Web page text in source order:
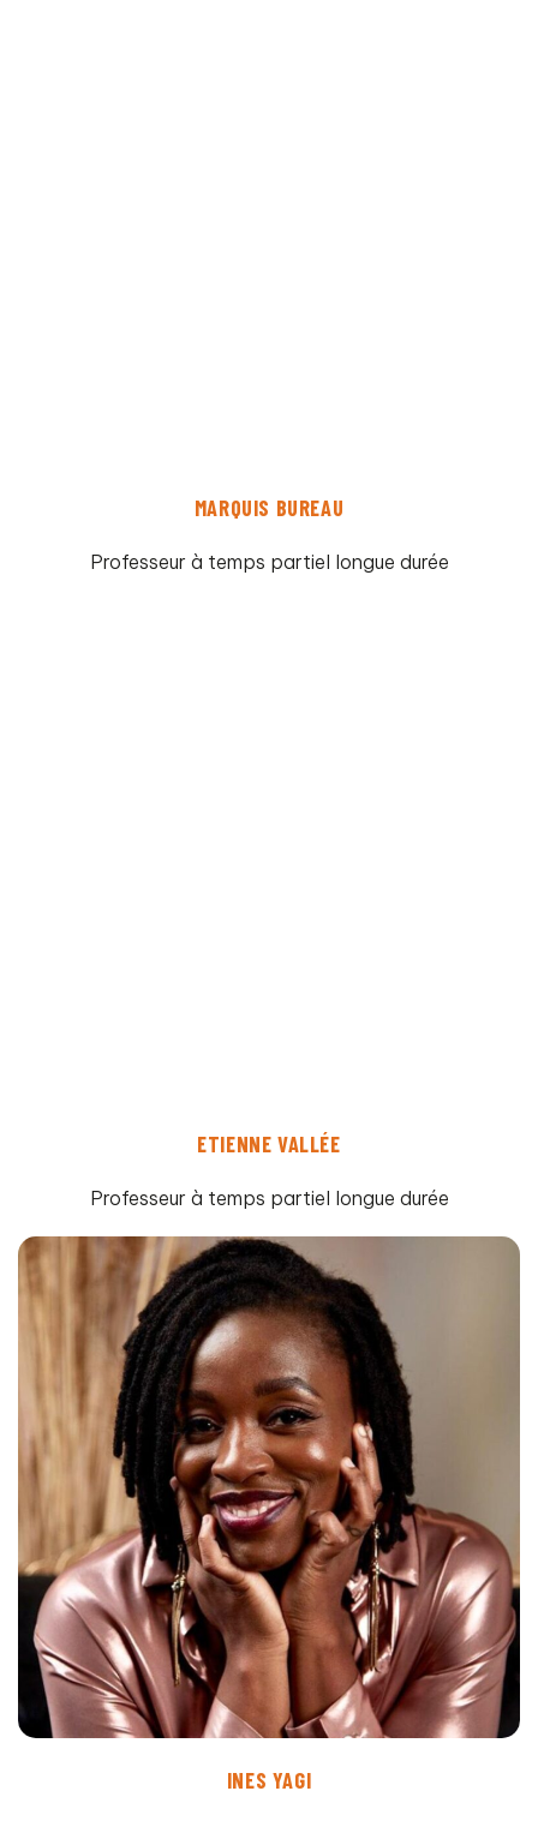
MARQUIS BUREAU
Professeur à temps partiel longue durée
ETIENNE VALLÉE
Professeur à temps partiel longue durée
INES YAGI